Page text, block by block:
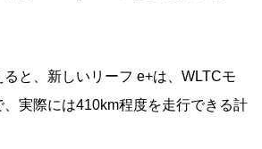
と、新しいリーフ e+は、WLTCモ
実際には410km程度を走行できる計